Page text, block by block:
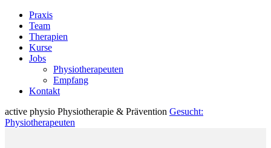
Praxis
Team
Therapien
Kurse
Jobs
Physiotherapeuten
Empfang
Kontakt
active physio Physiotherapie & Prävention Gesucht:
Physiotherapeuten